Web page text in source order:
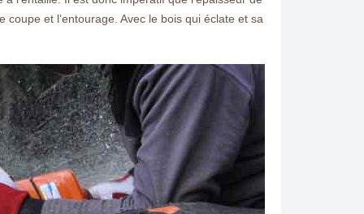
et l’entourage. Avec le bois qui éclate et sa